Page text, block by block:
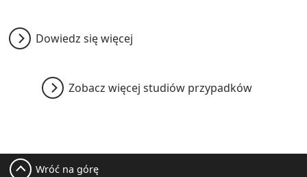
Dowiedz się więcej
Zobacz więcej studiów przypadków
Wróć na górę